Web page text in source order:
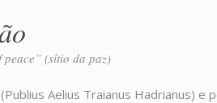
(sítio da paz)
Aelius Traianus Hadrianus)